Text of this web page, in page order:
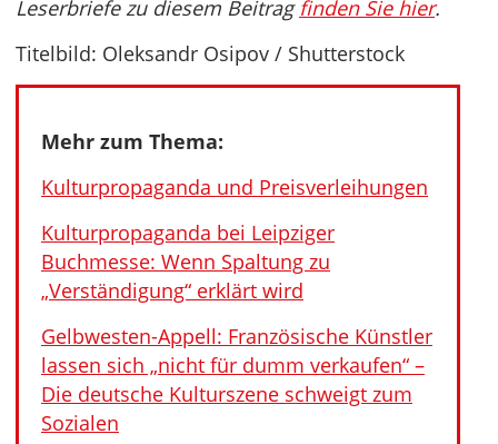
Leserbriefe zu diesem Beitrag finden Sie hier.
Titelbild: Oleksandr Osipov / Shutterstock
Mehr zum Thema:
Kulturpropaganda und Preisverleihungen
Kulturpropaganda bei Leipziger
Buchmesse: Wenn Spaltung zu
„Verständigung“ erklärt wird
Gelbwesten-Appell: Französische Künstler
lassen sich „nicht für dumm verkaufen“ –
Die deutsche Kulturszene schweigt zum
Sozialen